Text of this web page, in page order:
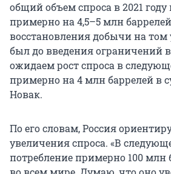
общий объем спроса в 2021 году
примерно на 4,5–5 млн
восстановления добычи на том
был до введения ограничений
ожидаем рост спроса в
примерно на 4 млн баррелей в
Новак.
По его словам, Россия
увеличения спроса. «В
потребление примерно 100 млн